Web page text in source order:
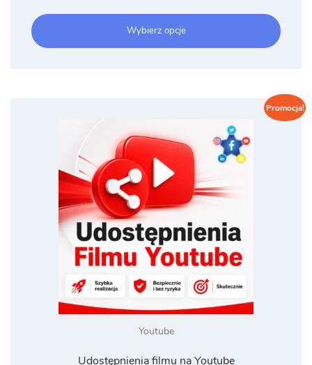
od
Wybierz opcje
Promocja!
Youtube
Udostępnienia filmu na Youtube